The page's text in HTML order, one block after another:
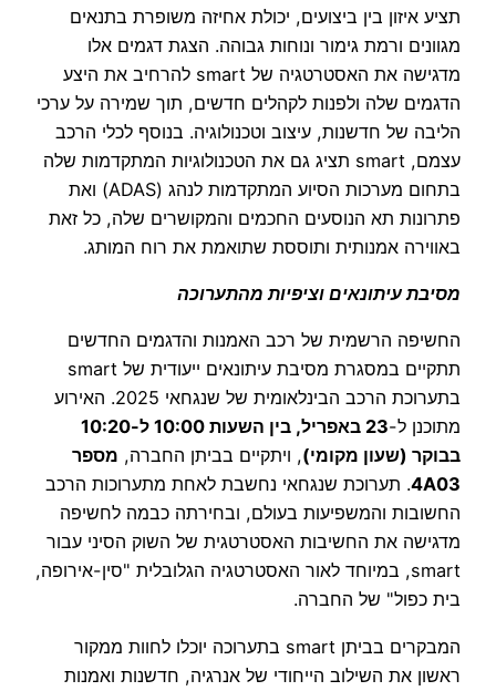
תציע איזון בין ביצועים, יכולת אחיזה משופרת בתנאים
מגוונים ורמת גימור ונוחות גבוהה. הצגת דגמים אלו
מדגישה את האסטרטגיה של smart להרחיב את היצע
הדגמים שלה ולפנות לקהלים חדשים, תוך שמירה על ערכי
הליבה של חדשנות, עיצוב וטכנולוגיה. בנוסף לכלי הרכב
עצמם, smart תציג גם את הטכנולוגיות המתקדמות שלה
בתחום מערכות הסיוע המתקדמות לנהג (ADAS) ואת
פתרונות תא הנוסעים החכמים והמקושרים שלה, כל זאת
באווירה אמנותית ותוססת שתואמת את רוח המותג.
מסיבת עיתונאים וציפיות מהתערוכה
החשיפה הרשמית של רכב האמנות והדגמים החדשים
תתקיים במסגרת מסיבת עיתונאים ייעודית של smart
בתערוכת הרכב הבינלאומית של שנגחאי 2025. האירוע
מתוכנן ל-
23 באפריל, בין השעות 10:00 ל-10:20
בבוקר (שעון מקומי), ויתקיים בביתן החברה, מספר
4A03. תערוכת שנגחאי נחשבת לאחת מתערוכות הרכב
החשובות והמשפיעות בעולם, ובחירתה כבמה לחשיפה
מדגישה את החשיבות האסטרטגית של השוק הסיני עבור
smart, במיוחד לאור האסטרטגיה הגלובלית "סין-אירופה,
בית כפול" של החברה.
המבקרים בביתן smart בתערוכה יוכלו לחוות ממקור
ראשון את השילוב הייחודי של אנרגיה, חדשנות ואמנות